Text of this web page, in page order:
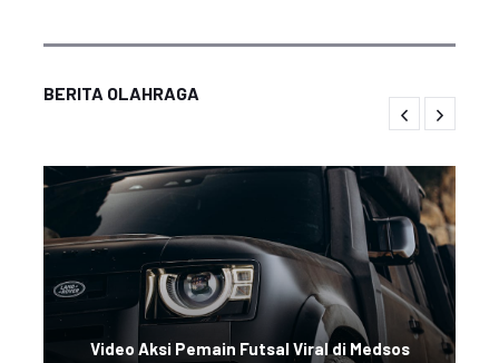
BERITA OLAHRAGA
Video Aksi Pemain Futsal Viral di Medsos